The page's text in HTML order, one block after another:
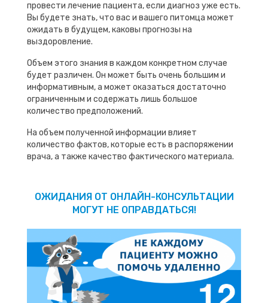
провести лечение пациента, если диагноз уже есть.
Вы будете знать, что вас и вашего питомца может
ожидать в будущем, каковы прогнозы на
выздоровление.
Объем этого знания в каждом конкретном случае
будет различен. Он может быть очень большим и
информативным, а может оказаться достаточно
ограниченным и содержать лишь большое
количество предположений.
На объем полученной информации влияет
количество фактов, которые есть в распоряжении
врача, а также качество фактического материала.
ОЖИДАНИЯ ОТ ОНЛАЙН-КОНСУЛЬТАЦИИ
МОГУТ НЕ ОПРАВДАТЬСЯ!